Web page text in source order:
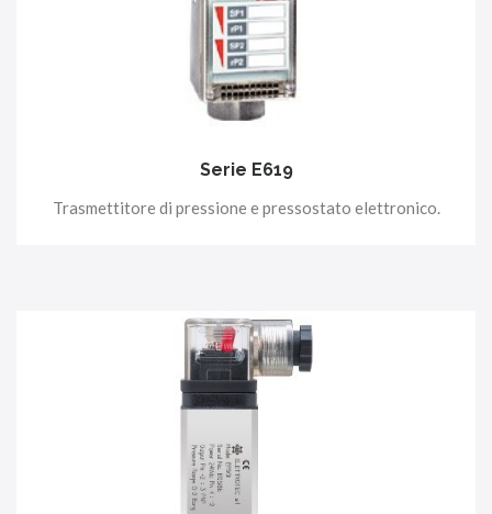
Serie E619
Trasmettitore di pressione e pressostato elettronico.